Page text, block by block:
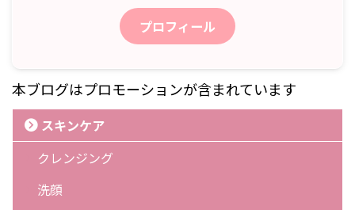
プロフィール
本ブログはプロモーションが含まれています
スキンケア
クレンジング
洗顔